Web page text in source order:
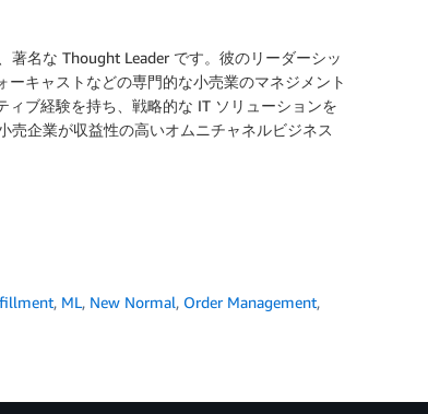
名な Thought Leader です。彼のリーダーシッ
キャストなどの専門的な小売業のマネジメント
ブ経験を持ち、戦略的な IT ソリューションを
売企業が収益性の高いオムニチャネルビジネス
, ML, New Normal, Order Management,